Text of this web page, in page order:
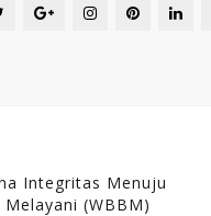
Integritas Menuju
(WBBM)